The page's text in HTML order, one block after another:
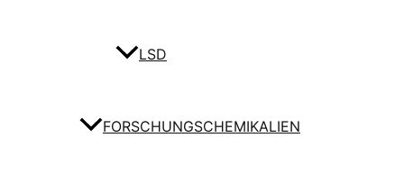
LSD
FORSCHUNGSCHEMIKALIEN